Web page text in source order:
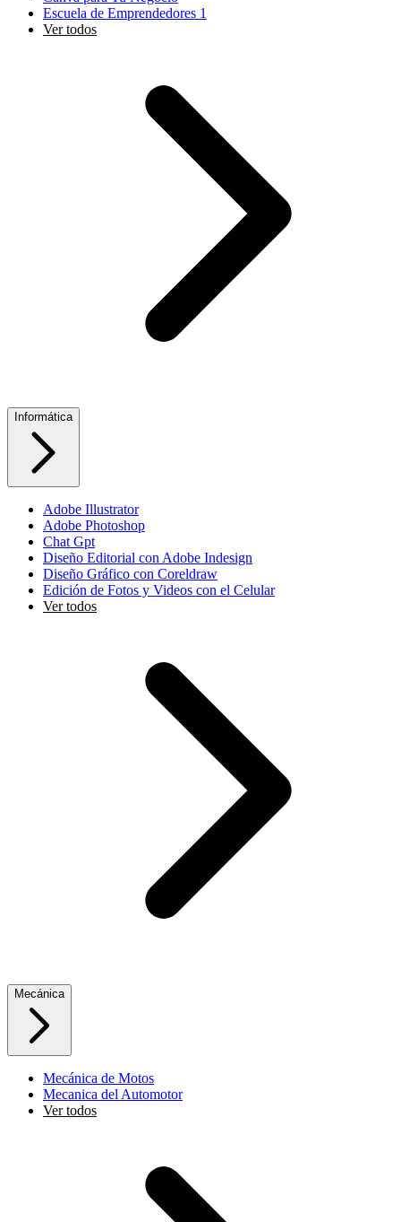
Escuela de Emprendedores 1
Ver todos
Informática
Adobe Illustrator
Adobe Photoshop
Chat Gpt
Diseño Editorial con Adobe Indesign
Diseño Gráfico con Coreldraw
Edición de Fotos y Videos con el Celular
Ver todos
Mecánica
Mecánica de Motos
Mecanica del Automotor
Ver todos